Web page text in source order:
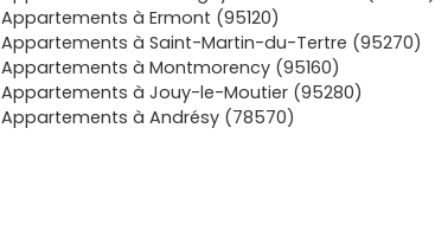
Appartements à Ermont (95120)
Appartements à Saint-Martin-du-Tertre (95270)
Appartements à Montmorency (95160)
Appartements à Jouy-le-Moutier (95280)
Appartements à Andrésy (78570)